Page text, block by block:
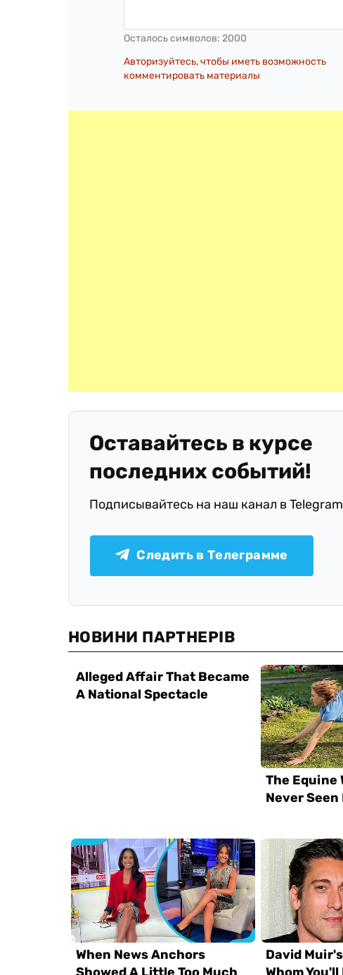
Осталось символов: 2000
Авторизуйтесь, чтобы иметь возможность
комментировать материалы
Оставайтесь в курсе
последних событий!
Подписывайтесь на наш канал в Telegram
Следить в Телеграмме